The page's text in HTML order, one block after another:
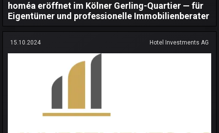
homéa eröffnet im Kölner Gerling-Quartier — für
Eigentümer und professionelle Immobilienberater
15.10.2024 Hotel Investments AG